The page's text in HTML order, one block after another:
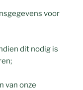
voor
dit nodig is
van onze